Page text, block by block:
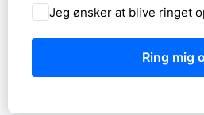
Må
vi
ringe
Jeg ønsker at blive ringet